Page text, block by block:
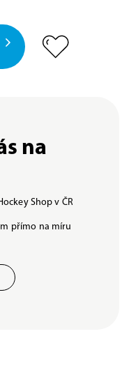
na
Shop v ČR
přímo na míru